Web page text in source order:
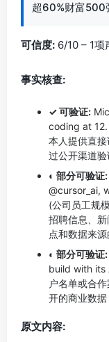
超60%财富500
可信度: 6/10 – 1项
事实核查:
✓ 可验证:
coding at 12.
本人提供直
过公开渠道验
◐ 部分可验证:
@cursor_ai,
(公司员工规
招聘信息、
点和数据来
◐ 部分可验证:
build with its
户名单或合
开的商业数
原文内容: